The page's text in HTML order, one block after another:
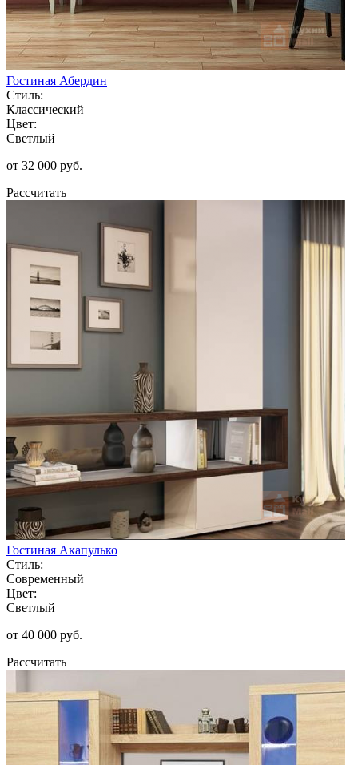
Гостиная Абердин
Стиль:
Классический
Цвет:
Светлый
от 32 000 руб.
Рассчитать
Гостиная Акапулько
Стиль:
Современный
Цвет:
Светлый
от 40 000 руб.
Рассчитать